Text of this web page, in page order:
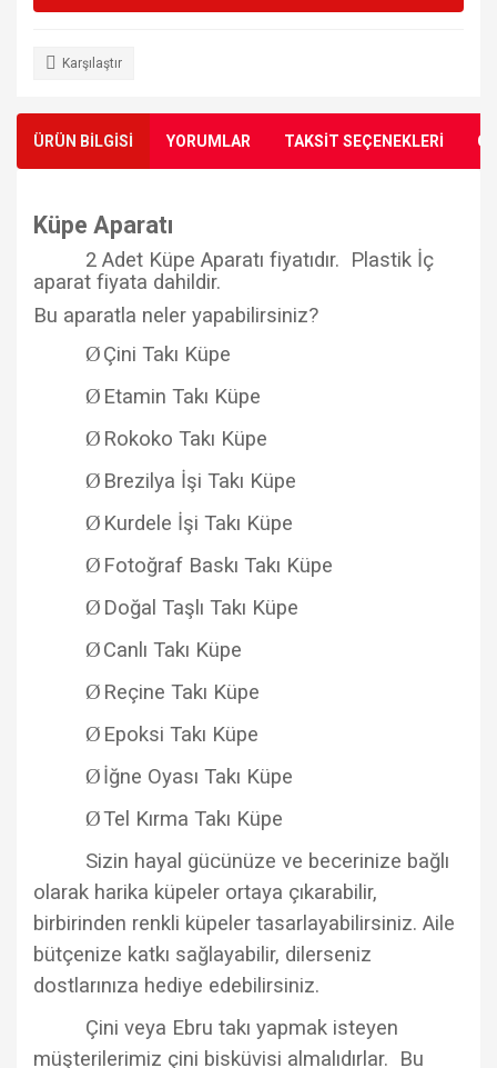
Karşılaştır
ÜRÜN BİLGİSİ YORUMLAR TAKSİT SEÇENEKLERİ
Küpe Aparatı
2 Adet Küpe Aparatı fiyatıdır. Plastik İç
aparat fiyata dahildir.
Bu aparatla neler yapabilirsiniz?
ØÇini Takı Küpe
Ø Etamin Takı Küpe
Ø Rokoko Takı Küpe
Ø Brezilya İşi Takı Küpe
Ø Kurdele İşi Takı Küpe
Ø Fotoğraf Baskı Takı Küpe
Ø Doğal Taşlı Takı Küpe
ØCanlı Takı Küpe
Ø Reçine Takı Küpe
Ø Epoksi Takı Küpe
Øİğne Oyası Takı Küpe
ØTel Kırma Takı Küpe
Sizin hayal gücünüze ve becerinize bağlı
olarak harika küpeler ortaya çıkarabilir,
birbirinden renkli küpeler tasarlayabilirsiniz. Aile
bütçenize katkı sağlayabilir, dilerseniz
dostlarınıza hediye edebilirsiniz.
Çini veya Ebru takı yapmak isteyen
müşterilerimiz çini bisküvisi almalıdırlar. Bu